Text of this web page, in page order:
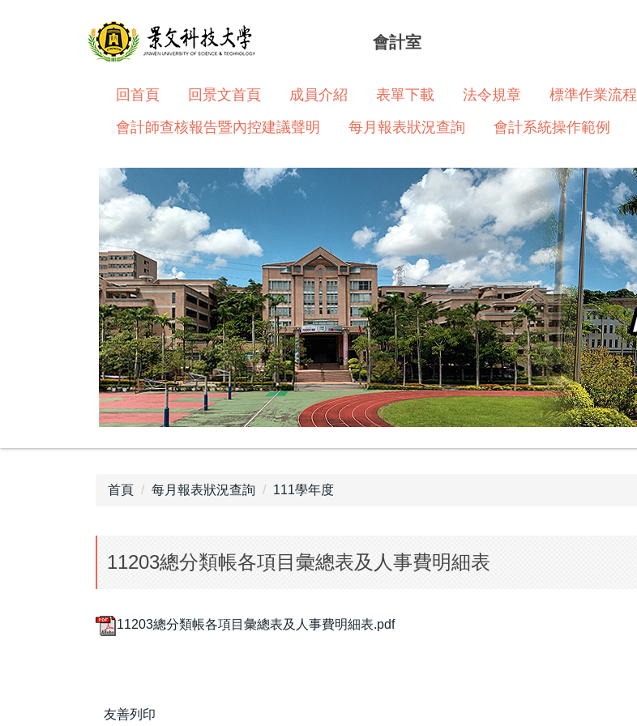
會計室
回首頁 回景文首頁 成員介紹 表單下載 法令規章 標準作業流程
會計師查核報告暨內控建議聲明
每月報表狀況查詢 會計系統操作範例
首頁 每月報表狀況查詢 111學年度
11203總分類帳各項目彙總表及人事費明細表
11203總分類帳各項目彙總表及人事費明細表.pdf
友善列印